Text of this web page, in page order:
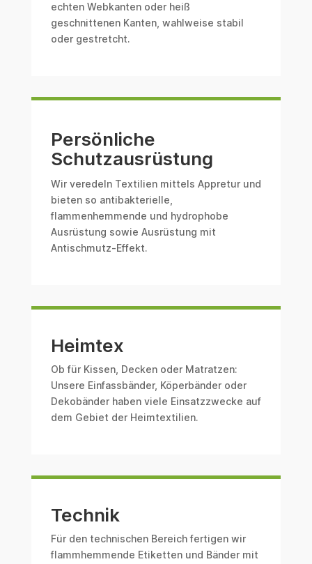
echten Webkanten oder heiß
geschnittenen Kanten, wahlweise stabil
oder gestretcht.
Persönliche
Schutzausrüstung
Wir veredeln Textilien mittels Appretur und
bieten so antibakterielle,
flammenhemmende und hydrophobe
Ausrüstung sowie Ausrüstung mit
Antischmutz-Effekt.
Heimtex
Ob für Kissen, Decken oder Matratzen:
Unsere Einfassbänder, Köperbänder oder
Dekobänder haben viele Einsatzzwecke auf
dem Gebiet der Heimtextilien.
Technik
Für den technischen Bereich fertigen wir
flammhemmende Etiketten und Bänder mit